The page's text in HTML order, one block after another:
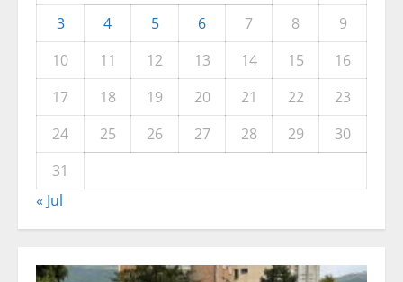
3
4 5 6 7 8
9
10
11 12 13 14 15
16
17
18 19 20 21 22
23
24
25 26 27 28 29
30
31
« Jul